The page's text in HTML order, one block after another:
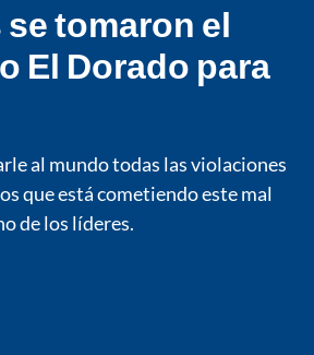
tomaron el
El Dorado para
al mundo todas las violaciones
que está cometiendo este mal
de los líderes.